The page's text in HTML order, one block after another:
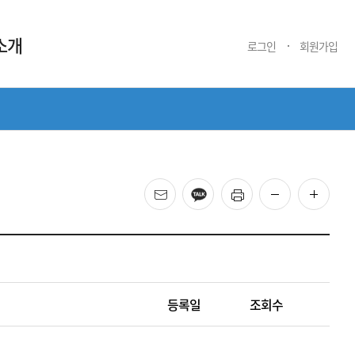
로그인 회원가입
개
메일 카카오 프린트 화면 축소화면
등록일 조회수